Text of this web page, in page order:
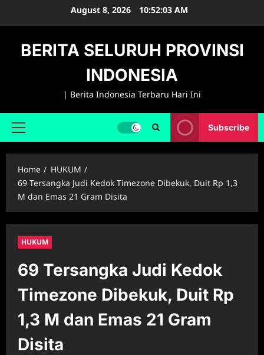
August 8, 2026 10:52:04 AM
BERITA SELURUH PROVINSI
INDONESIA
| Berita Indonesia Terbaru Hari Ini
Primary
Subscribe
Home
HUKUM
69 Tersangka Judi Kedok Timezone Dibekuk, Duit Rp 1,3
M dan Emas 21 Gram Disita
HUKUM
69 Tersangka Judi Kedok
Timezone Dibekuk, Duit Rp
1,3 M dan Emas 21 Gram
Disita